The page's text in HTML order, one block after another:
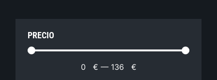
PRECIO
0 € — 136 €